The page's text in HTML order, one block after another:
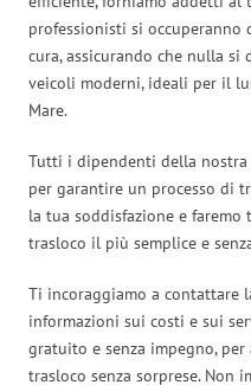
professionisti si
cura, assicurando che nulla
veicoli moderni, ideali per il
Mare.
Tutti i dipendenti della nostra
per garantire un processo di
la tua soddisfazione e
trasloco il più semplice e
Ti incoraggiamo a contattare
informazioni sui costi e sui
gratuito e senza impegno,
trasloco senza sorprese. Non